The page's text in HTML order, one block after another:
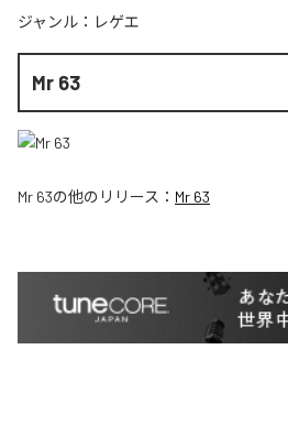
ジャンル： レゲエ
Mr 63
Mr 63の他のリリース： Mr 63